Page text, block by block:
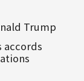
Trump
accords